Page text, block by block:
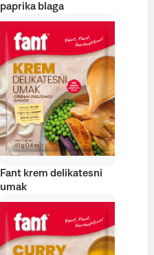
paprika blaga
Fant krem delikatesni
umak